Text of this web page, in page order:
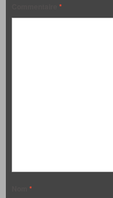
*
*